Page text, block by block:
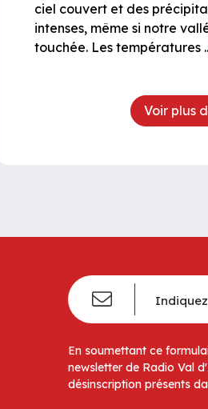
ciel couvert et des
intenses, même si notre
touchée. Les températures
Voir plus
En soumettant ce
newsletter de Radio Val
désinscription présents